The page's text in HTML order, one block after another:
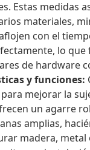
Estas medidas
materiales,
con el
lo que
de hardware
y funciones:
mejorar la
un agarre
amplias,
madera, metal